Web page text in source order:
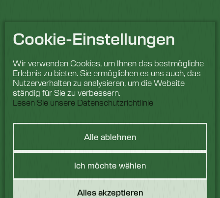
Cookie-Einstellungen
Wir verwenden Cookies, um Ihnen das bestmögliche
Erlebnis zu bieten. Sie ermöglichen es uns auch, das
Nutzerverhalten zu analysieren, um die Website
ständig für Sie zu verbessern.
Lesen Sie unsere Datenschutzrichtlinie
Alle ablehnen
Ich möchte wählen
Alles akzeptieren
Hast du eine
Frage?